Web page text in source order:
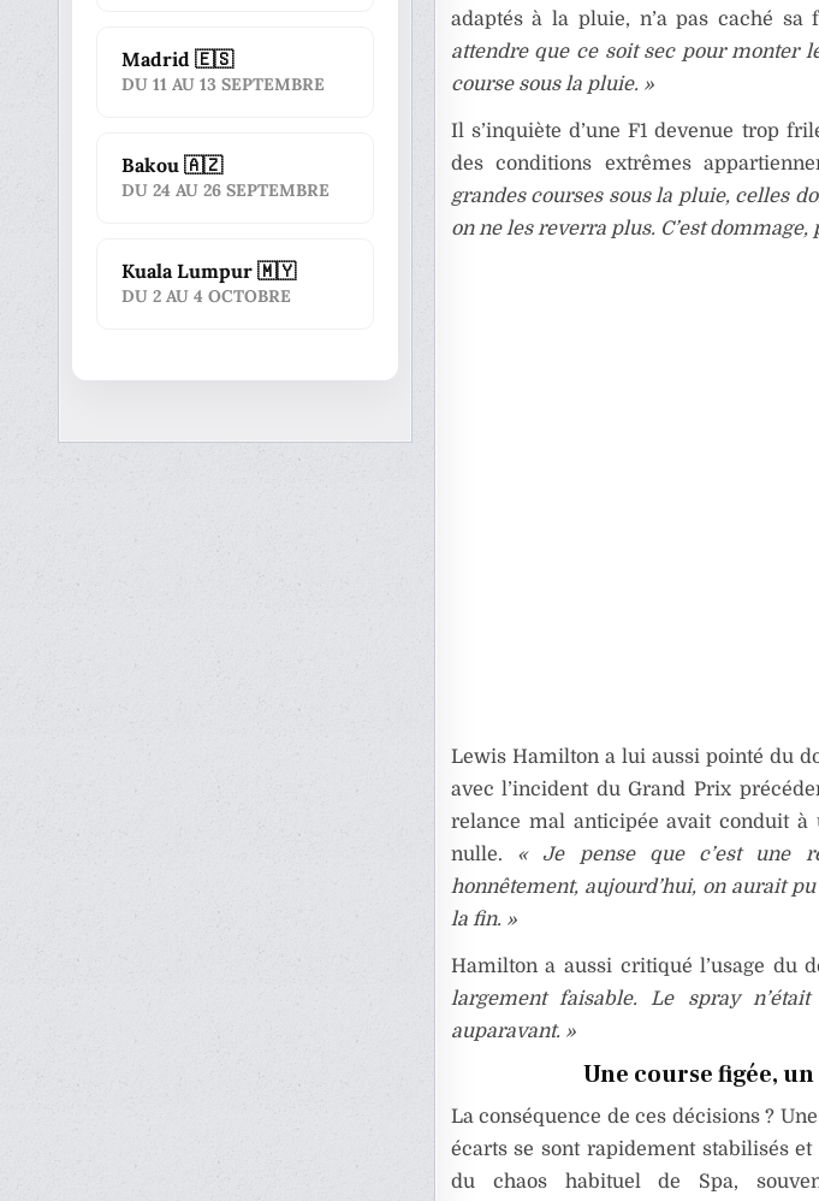
adaptés à la pluie, n’a pas caché sa
attendre que ce soit sec pour monter
course sous la pluie. »
Il s’inquiète d’une F1 devenue trop
des conditions extrêmes
grandes courses sous la pluie, celles
on ne les reverra plus. C’est
Lewis Hamilton a lui aussi pointé du
avec l’incident du Grand Prix
relance mal anticipée avait conduit
nulle. « Je pense que c’est une
honnêtement, aujourd’hui, on aurait
la fin. »
Hamilton a aussi critiqué l’usage du
largement faisable. Le spray
auparavant. »
Une course figée,
La conséquence de ces décisions ?
écarts se sont rapidement stabilisés
du chaos habituel de Spa,
Madrid 🇪🇸
DU 11 AU 13 SEPTEMBRE
Bakou 🇦🇿
DU 24 AU 26 SEPTEMBRE
Kuala Lumpur 🇲🇾
DU 2 AU 4 OCTOBRE